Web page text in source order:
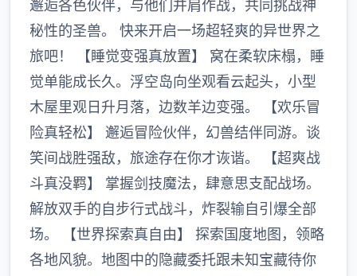
邂逅各色伙伴，与他们并肩作战，共同挑战神
秘性的圣兽。 快来开启一场超轻爽的异世界之
旅吧！ 【睡觉变强真放置】 窝在柔软床榻，睡
觉单能成长久。浮空岛向坐观看云起头，小型
木屋里观日升月落，边数羊边变强。 【欢乐冒
险真轻松】 邂逅冒险伙伴，幻兽结伴同游。谈
笑间战胜强敌，旅途存在你才诙谐。 【超爽战
斗真没羁】 掌握剑技魔法，肆意思支配战场。
解放双手的自步行式战斗，炸裂输自引爆全部
场。 【世界探索真自由】 探索国度地图，领略
各地风貌。地图中的隐藏委托跟未知宝藏待你